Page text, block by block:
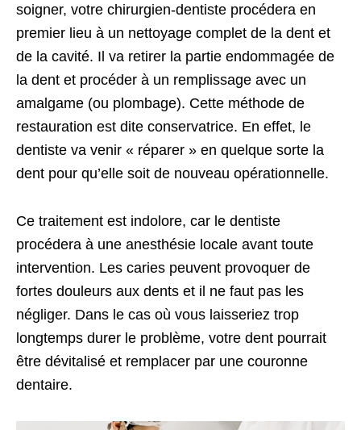
soigner, votre chirurgien-dentiste procédera en
premier lieu à un nettoyage complet de la dent et
de la cavité. Il va retirer la partie endommagée de
la dent et procéder à un remplissage avec un
amalgame (ou plombage). Cette méthode de
restauration est dite conservatrice. En effet, le
dentiste va venir « réparer » en quelque sorte la
dent pour qu’elle soit de nouveau opérationnelle.
Ce traitement est indolore, car le dentiste
procédera à une anesthésie locale avant toute
intervention. Les caries peuvent provoquer de
fortes douleurs aux dents et il ne faut pas les
négliger. Dans le cas où vous laisseriez trop
longtemps durer le problème, votre dent pourrait
être dévitalisé et remplacer par une couronne
dentaire.